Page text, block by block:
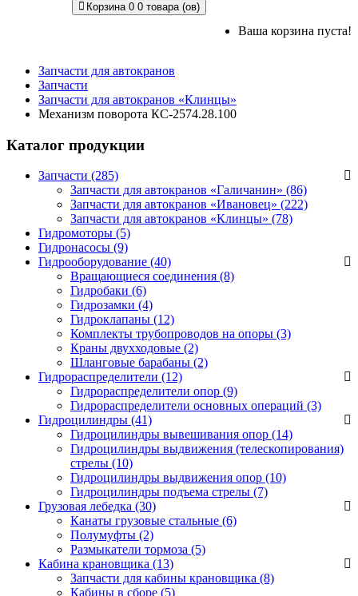
Корзина 0 0 товара (ов)
Ваша корзина пуста!
Запчасти для автокранов
Запчасти
Запчасти для автокранов «Клинцы»
Механизм поворота КС-2574.28.100
Каталог продукции
Запчасти (285)
Запчасти для автокранов «Галичанин» (86)
Запчасти для автокранов «Ивановец» (222)
Запчасти для автокранов «Клинцы» (78)
Гидромоторы (5)
Гидронасосы (9)
Гидрооборудование (40)
Вращающиеся соединения (8)
Гидробаки (6)
Гидрозамки (4)
Гидроклапаны (12)
Комплекты трубопроводов на опоры (3)
Краны двухходовые (2)
Шланговые барабаны (2)
Гидрораспределители (12)
Гидрораспределители опор (9)
Гидрораспределители основных операций (3)
Гидроцилиндры (41)
Гидроцилиндры вывешивания опор (14)
Гидроцилиндры выдвижения (телескопирования)
стрелы (10)
Гидроцилиндры выдвижения опор (10)
Гидроцилиндры подъема стрелы (7)
Грузовая лебедка (30)
Канаты грузовые стальные (6)
Полумуфты (2)
Размыкатели тормоза (5)
Кабина крановщика (13)
Запчасти для кабины крановщика (8)
Кабины в сборе (5)